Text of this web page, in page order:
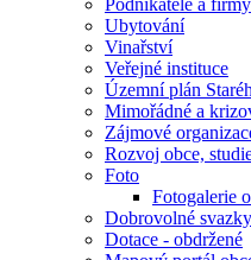
Podnikatelé a firmy
Ubytování
Vinařství
Veřejné instituce
Územní plán
Mimořádné a
Zájmové
Rozvoj obce,
Foto
Fotogalerie
Dobrovolné svazky
Dotace - obdržené